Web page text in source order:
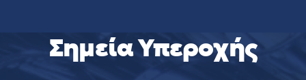
Σημεία Υπεροχής